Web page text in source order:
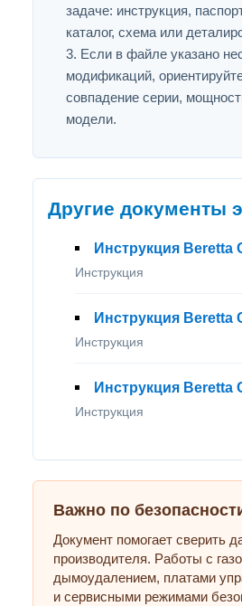
задаче: инструкция,
каталог, схема или
Если в файле указано
модификаций,
совпадение серии,
модели.
Другие документы
Инструкция Beretta
Инструкция
Инструкция Beretta
Инструкция
Инструкция Beretta
Инструкция
Важно по
Документ помогает сверить
производителя. Работы с
дымоудалением, платами
и сервисными режимами